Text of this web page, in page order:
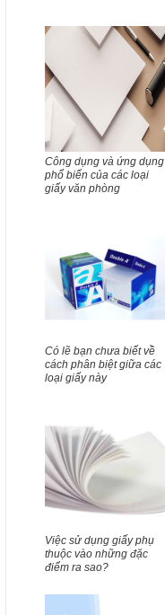
Công dụng và ứng dụng
phổ biến của các loại
giấy văn phòng
Có lẽ bạn chưa biết về
cách phân biệt giữa các
loại giấy này
Việc sử dụng giấy phụ
thuộc vào những đặc
điểm ra sao?